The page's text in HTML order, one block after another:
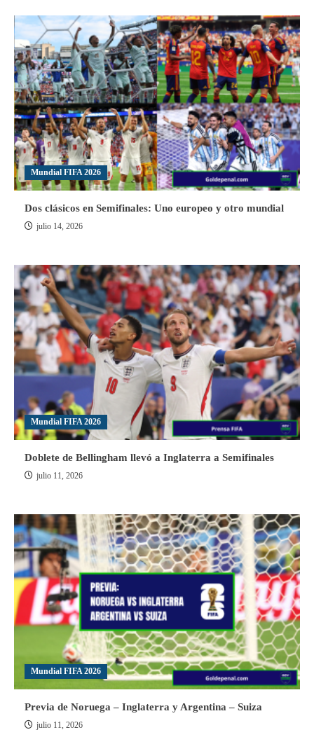
Mundial FIFA 2026
Dos clásicos en Semifinales: Uno europeo y otro mundial
julio 14, 2026
Mundial FIFA 2026
Doblete de Bellingham llevó a Inglaterra a Semifinales
julio 11, 2026
Mundial FIFA 2026
Previa de Noruega – Inglaterra y Argentina – Suiza
julio 11, 2026